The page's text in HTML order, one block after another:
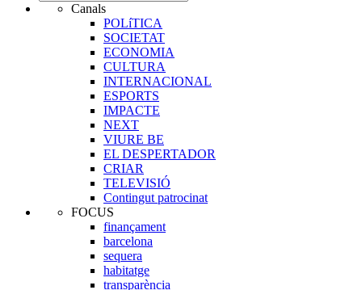
Canals
POLíTICA
SOCIETAT
ECONOMIA
CULTURA
INTERNACIONAL
ESPORTS
IMPACTE
NEXT
VIURE BE
EL DESPERTADOR
CRIAR
TELEVISIÓ
Contingut patrocinat
FOCUS
finançament
barcelona
sequera
habitatge
transparència